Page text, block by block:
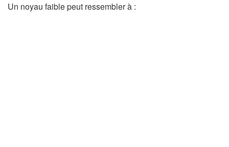
Un noyau faible peut ressembler à :